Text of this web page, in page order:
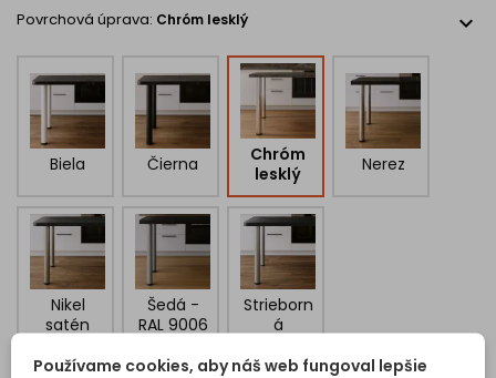
Hľadáte stôl, ktorý sa prispôsobí
kompletný stôl presne podľa vašich predstáv.
K stolovým nohám Vám dodáme ajstolový plát z pracovných
dosiek alebo iného plošného materiálu
, presne na mieru
bezkonkurenčnej cene, vysokej kvalite a expresných dodacích
termínoch.
Povrchová úprava: Chróm lesklý expand_more
Biela Čierna
Chróm
lesklý
Nerez
Nikel
satén
Šedá -
RAL 9006
Strieborn
á
Používame cookies, aby náš web fungoval lepšie